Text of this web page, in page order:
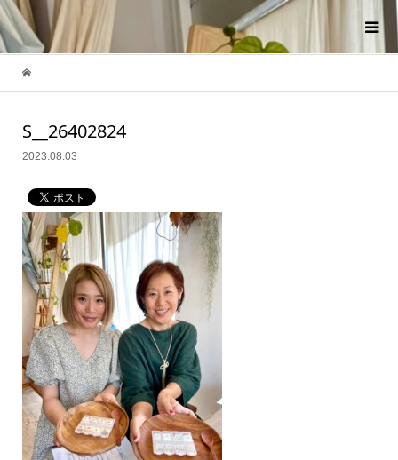
S__26402824
2023.08.03